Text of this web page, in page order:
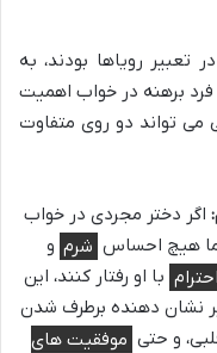
رویاها بودند، به
فرد برهنه در خواب اهمیت
می تواند دو روی متفاوت
اگر دختر مجردی در خواب
اما هیچ احساس شرم و
احترام با او رفتار کنند، این
نشان دهنده برطرف شدن
و حتی موفقیت های